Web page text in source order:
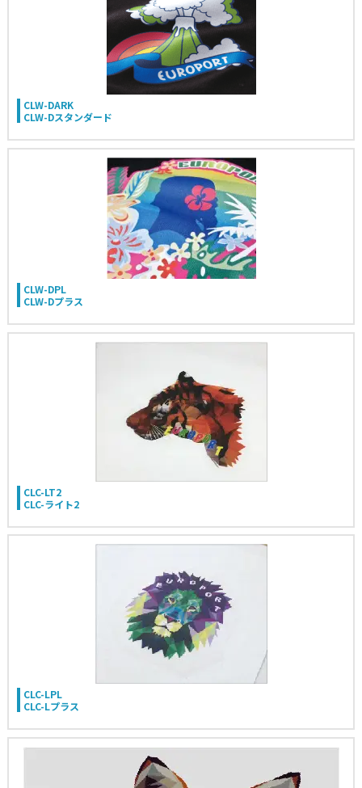
CLW-DARK
CLW-Dスタンダード
CLW-DPL
CLW-Dプラス
CLC-LT2
CLC-ライト2
CLC-LPL
CLC-Lプラス